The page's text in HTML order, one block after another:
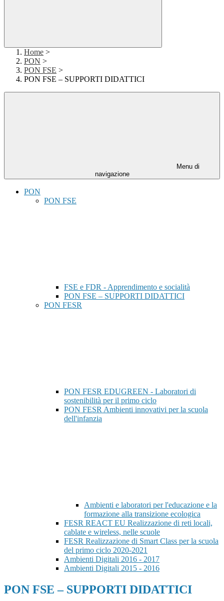
Home >
PON >
PON FSE >
PON FSE – SUPPORTI DIDATTICI
Menu di
navigazione
PON
PON FSE
FSE e FDR - Apprendimento e socialità
PON FSE – SUPPORTI DIDATTICI
PON FESR
PON FESR EDUGREEN - Laboratori di
sostenibilità per il primo ciclo
PON FESR Ambienti innovativi per la scuola
dell'infanzia
Ambienti e laboratori per l'educazione e la
formazione alla transizione ecologica
FESR REACT EU Realizzazione di reti locali,
cablate e wireless, nelle scuole
FESR Realizzazione di Smart Class per la scuola
del primo ciclo 2020-2021
Ambienti Digitali 2016 - 2017
Ambienti Digitali 2015 - 2016
PON FSE – SUPPORTI DIDATTICI